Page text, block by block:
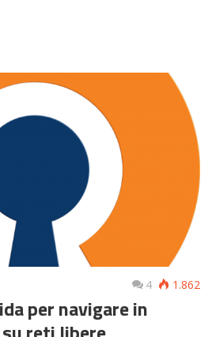
4 1.862
per navigare in